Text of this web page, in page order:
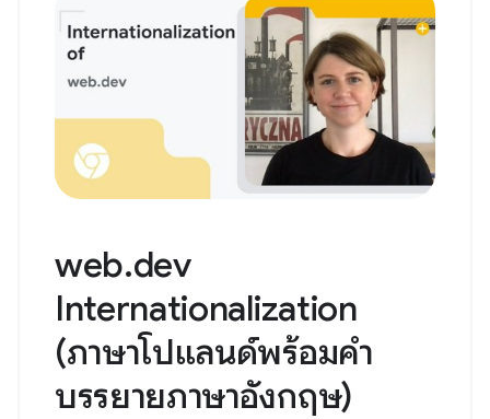
web.dev
Internationalization
(ภาษาโปแลนด์พร้อมคำ
บรรยายภาษาอังกฤษ)